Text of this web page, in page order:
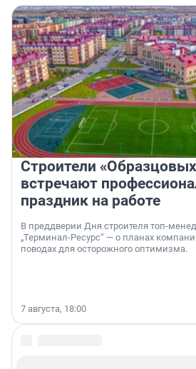
Строители
встречают
праздник на работе
В преддверии Дня строителя топ-
„Терминал-Ресурс“ — о планах
поводах для осторожного оптимизма.
7 августа, 18:00